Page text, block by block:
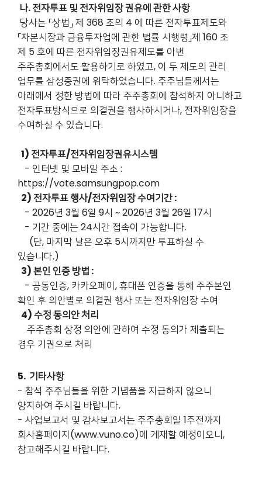
나. 전자투표 및 전자위임장 권유에 관한 사항
당사는 「상법」 제 368 조의 4 에 따른 전자투표제도와
「자본시장과 금융투자업에 관한 법률 시행령」제 160 조
제 5 호에 따른 전자위임장권유제도를 이번
주주총회에서도 활용하기로 하였고, 이 두 제도의 관리
업무를 삼성증권에 위탁하였습니다. 주주님들께서는
아래에서 정한 방법에 따라 주주총회에 참석하지 아니하고
전자투표방식으로 의결권을 행사하시거나, 전자위임장을
수여하실 수 있습니다.
1) 전자투표/전자위임장권유시스템
- 인터넷 및 모바일 주소 :
https://vote.samsungpop.com
2) 전자투표 행사/전자위임장 수여기간 :
- 2026년 3월 6일 9시 ~ 2026년 3월 26일 17시
- 기간 중에는 24시간 접속이 가능합니다.
(단, 마지막 날은 오후 5시까지만 투표하실 수
있습니다.)
3) 본인 인증 방법 :
- 공동인증, 카카오페이, 휴대폰 인증을 통해 주주본인
확인 후 의안별로 의결권 행사 또는 전자위임장 수여
4) 수정 동의안 처리
주주총회 상정 의안에 관하여 수정 동의가 제출되는
경우 기권으로 처리
5. 기타사항
- 참석 주주님들을 위한 기념품을 지급하지 않으니
양지하여 주시길 바랍니다.
- 사업보고서 및 감사보고서는 주주총회일 1주전까지
회사홈페이지(www.vuno.co)에 게재할 예정이오니,
참고해주시길 바랍니다.